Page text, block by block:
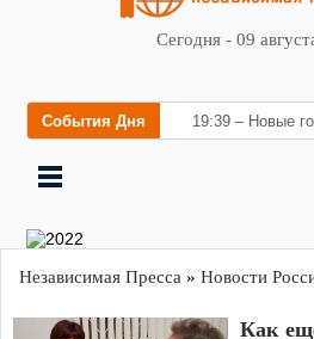
Сегодня - 09
События Дня 19:39 – Новые
флебологии: в
открылся
заболеван
Независимая Пресса » Новости
Как